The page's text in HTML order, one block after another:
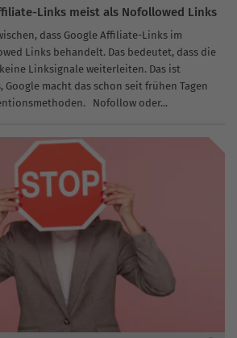
Links meist als Nofollowed Links
dass Google Affiliate-Links im
Links behandelt. Das bedeutet, dass die
Linksignale weiterleiten. Das ist
macht das schon seit frühen Tagen
Nofollow oder...